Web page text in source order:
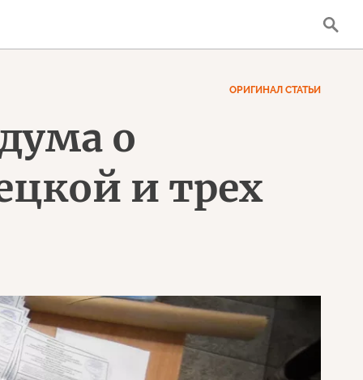
ОРИГИНАЛ СТАТЬИ
о
и трех